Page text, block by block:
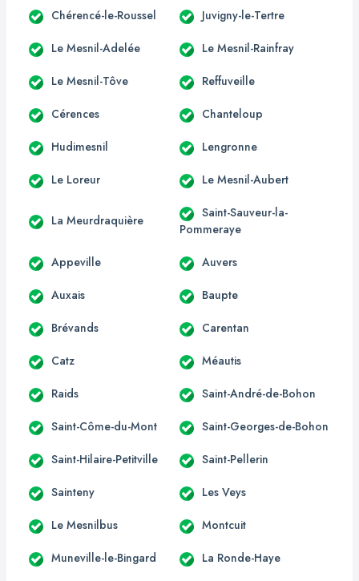
Chérencé-le-Roussel Juvigny-le-Tertre
Le Mesnil-Adelée Le Mesnil-Rainfray
Le Mesnil-Tôve Reffuveille
Cérences Chanteloup
Hudimesnil Lengronne
Le Loreur Le Mesnil-Aubert
La Meurdraquière
Saint-Sauveur-la-
Pommeraye
Appeville Auvers
Auxais Baupte
Brévands Carentan
Catz Méautis
Raids Saint-André-de-Bohon
Saint-Côme-du-Mont Saint-Georges-de-Bohon
Saint-Hilaire-Petitville Saint-Pellerin
Sainteny Les Veys
Le Mesnilbus Montcuit
Muneville-le-Bingard La Ronde-Haye